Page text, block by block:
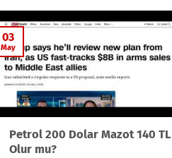
Petrol 200 Dolar Mazot 140 TL
Olur mu?
03
May